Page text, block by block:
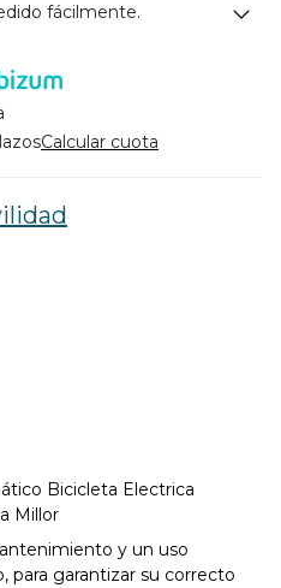
fácilmente.
Calcular cuota
Bicicleta Electrica
Millor
y un uso
para garantizar su correcto